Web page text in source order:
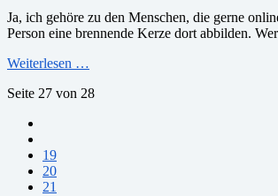
Ja, ich gehöre zu den Menschen, die gerne
Person eine brennende Kerze dort abbilden.
Weiterlesen …
Seite 27 von 28
19
20
21